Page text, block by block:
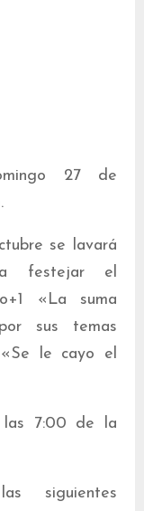
27 de
se lavará
festejar el
«La suma
sus temas
le cayo el
las 7:00 de la
siguientes